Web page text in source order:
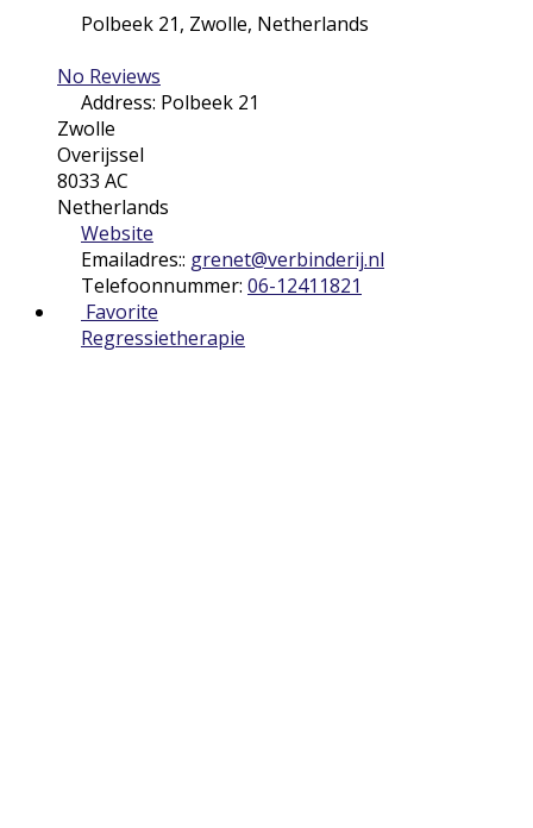
Polbeek 21, Zwolle, Netherlands
No Reviews
Address: Polbeek 21
Zwolle
Overijssel
8033 AC
Netherlands
Website
Emailadres:: grenet@verbinderij.nl
Telefoonnummer: 06-12411821
Favorite
Regressietherapie